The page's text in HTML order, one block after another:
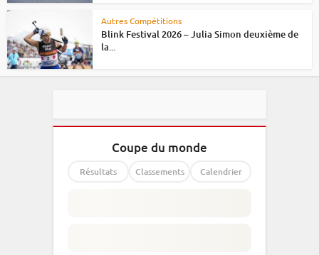
Autres Compétitions
Blink Festival 2026 – Julia Simon deuxième de
la...
Coupe du monde
Résultats Classements Calendrier